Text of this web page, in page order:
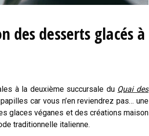
des desserts glacés à
à la deuxième succursale du Quai des
car vous n’en reviendrez pas… une
glaces véganes et des créations maison
traditionnelle italienne.